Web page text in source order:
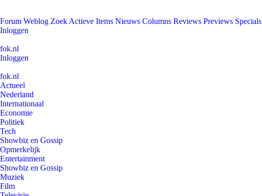
Forum Weblog Zoek Actieve Items Nieuws Columns Reviews Previews Specials
Inloggen
fok.nl
Inloggen
fok.nl
Actueel
Nederland
Internationaal
Economie
Politiek
Tech
Showbiz en Gossip
Opmerkelijk
Entertainment
Showbiz en Gossip
Muziek
Film